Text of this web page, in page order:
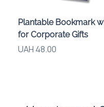
Plantable Bookmark
for Corporate Gifts
Price
UAH 48.00